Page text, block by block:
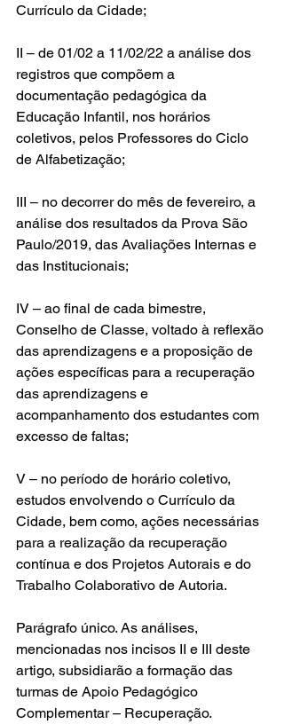
Currículo da Cidade;
II – de 01/02 a 11/02/22 a análise dos
registros que compõem a
documentação pedagógica da
Educação Infantil, nos horários
coletivos, pelos Professores do Ciclo
de Alfabetização;
III – no decorrer do mês de fevereiro, a
análise dos resultados da Prova São
Paulo/2019, das Avaliações Internas e
das Institucionais;
IV – ao final de cada bimestre,
Conselho de Classe, voltado à reflexão
das aprendizagens e a proposição de
ações específicas para a recuperação
das aprendizagens e
acompanhamento dos estudantes com
excesso de faltas;
V – no período de horário coletivo,
estudos envolvendo o Currículo da
Cidade, bem como, ações necessárias
para a realização da recuperação
contínua e dos Projetos Autorais e do
Trabalho Colaborativo de Autoria.
Parágrafo único. As análises,
mencionadas nos incisos II e III deste
artigo, subsidiarão a formação das
turmas de Apoio Pedagógico
Complementar – Recuperação.